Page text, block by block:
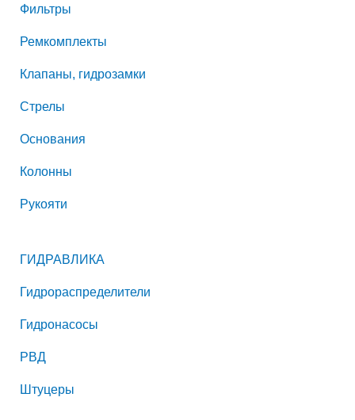
Фильтры
Ремкомплекты
Клапаны, гидрозамки
Стрелы
Основания
Колонны
Рукояти
ГИДРАВЛИКА
Гидрораспределители
Гидронасосы
РВД
Штуцеры